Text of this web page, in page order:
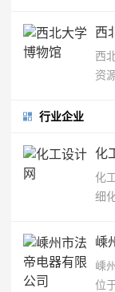
西
西
资
行业企业
化
化
细
嵊
嵊
位